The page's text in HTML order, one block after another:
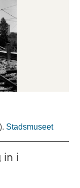
Stadsmuseet
in i